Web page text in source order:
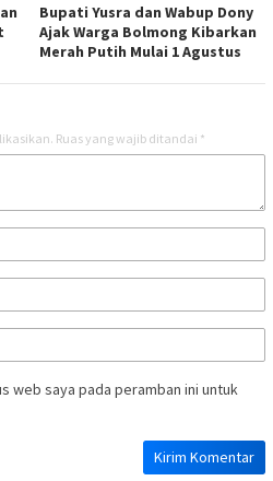
Bupati Yusra dan Wabup Dony
Ajak Warga Bolmong Kibarkan
Merah Putih Mulai 1 Agustus
Ruas yang wajib ditandai *
web saya pada peramban ini untuk